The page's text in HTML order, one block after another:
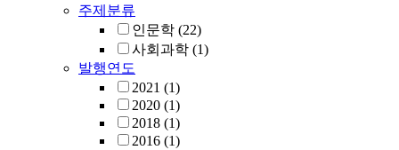
주제분류
인문학 (22)
사회과학 (1)
발행연도
2021 (1)
2020 (1)
2018 (1)
2016 (1)